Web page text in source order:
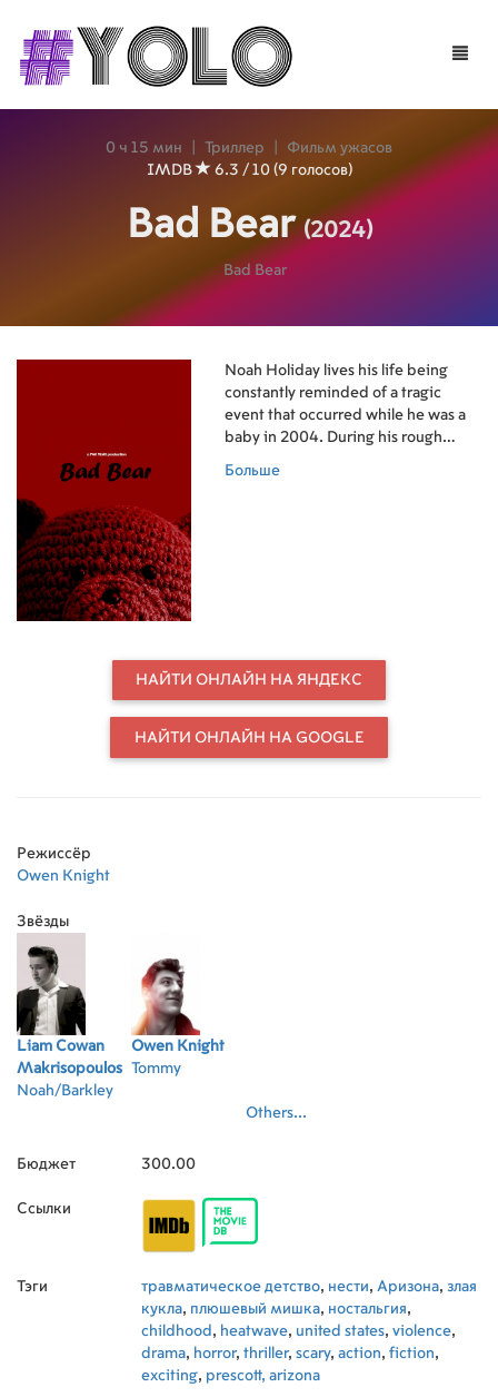
Toggle
0 ч 15 мин Триллер
Фильм ужасов
IMDB
6.3 / 10 (9 голосов)
Bad Bear(2024)
Bad Bear
Noah Holiday lives his life being
constantly reminded of a tragic
event that occurred while he was a
baby in 2004. During his rough
Больше
НАЙТИ ОНЛАЙН НА ЯНДЕКС
НАЙТИ ОНЛАЙН НА GOOGLE
Режиссёр
Owen Knight
Звёзды
Liam Cowan
Makrisopoulos
Noah/Barkley
Owen Knight
Tommy
Others...
Бюджет 300.00
Ссылки
Тэги травматическое детство, нести, Аризона, злая
кукла, плюшевый мишка, ностальгия,
childhood , heatwave, united states, violence,
drama, horror, thriller, scary, action, fiction,
exciting, prescott, arizona